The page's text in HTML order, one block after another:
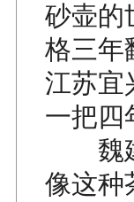
砂壶的
格三年
江苏宜
一把四
魏建
像这种